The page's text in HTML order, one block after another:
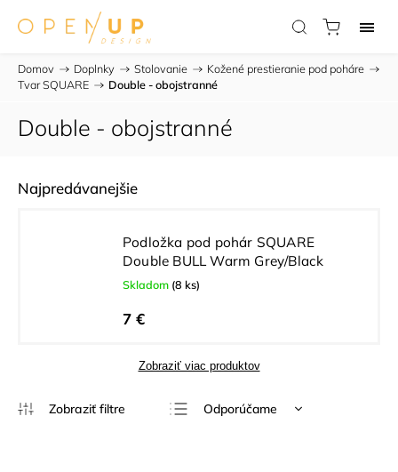
Domov / Doplnky / Stolovanie / Kožené prestieranie pod poháre /
Tvar SQUARE / Double - obojstranné
Double - obojstranné
Najpredávanejšie
Podložka pod pohár SQUARE
Double BULL Warm Grey/Black
Skladom (8 ks)
7 €
Zobraziť viac produktov
Odporúčame